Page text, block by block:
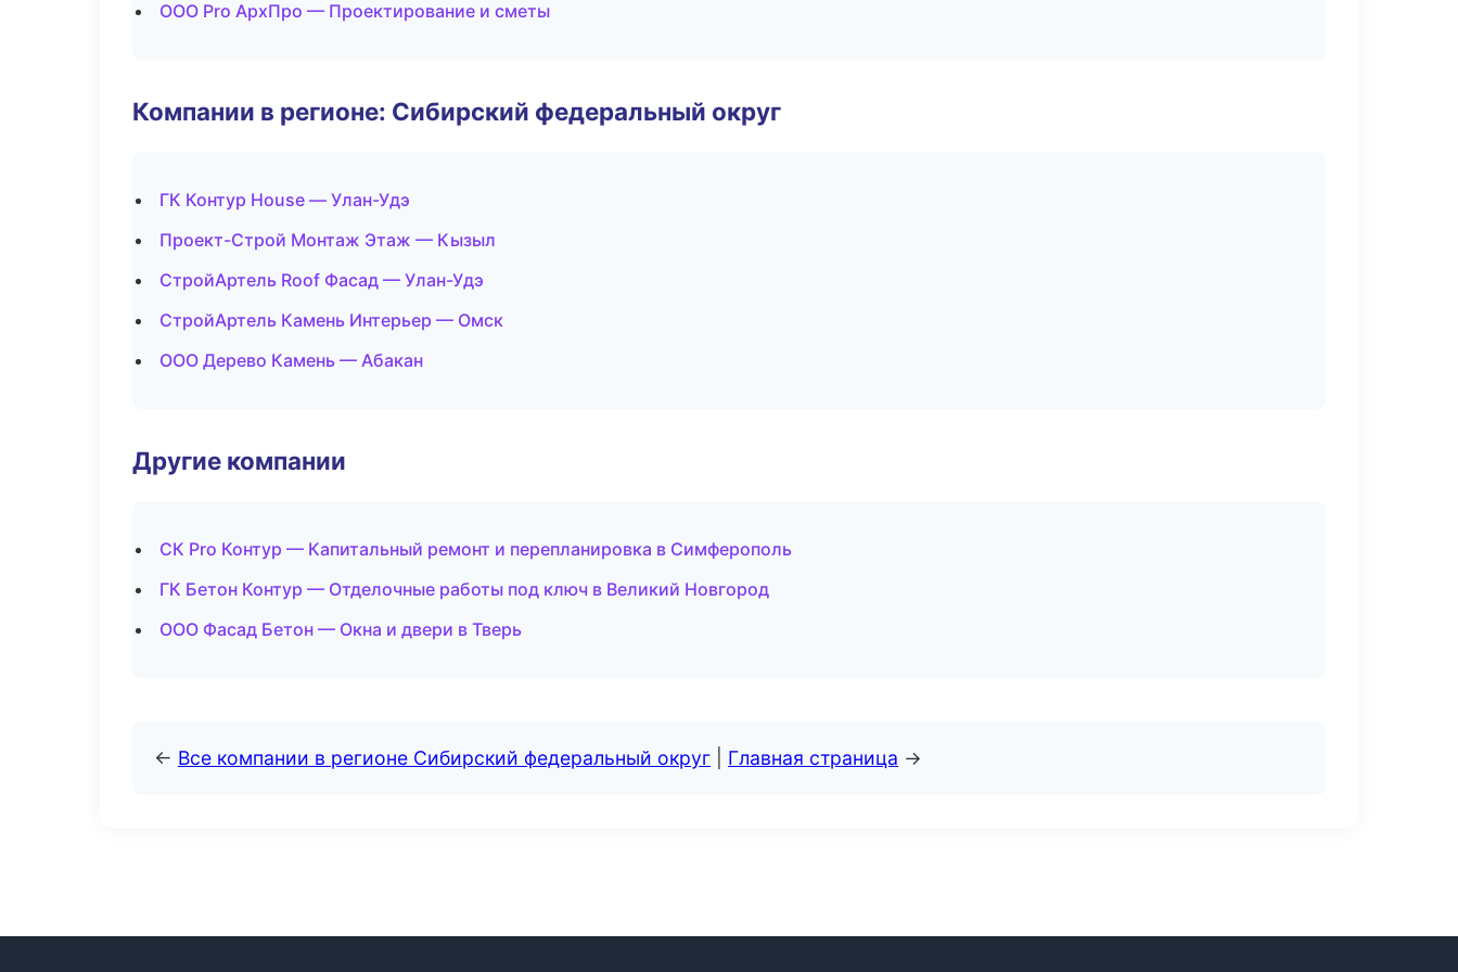
ООО Pro АрхПро — Проектирование и сметы
Компании в регионе: Сибирский федеральный округ
ГК Контур House — Улан-Удэ
Проект-Строй Монтаж Этаж — Кызыл
СтройАртель Roof Фасад — Улан-Удэ
СтройАртель Камень Интерьер — Омск
ООО Дерево Камень — Абакан
Другие компании
СК Pro Контур — Капитальный ремонт и перепланировка в Симферополь
ГК Бетон Контур — Отделочные работы под ключ в Великий Новгород
ООО Фасад Бетон — Окна и двери в Тверь
← Все компании в регионе Сибирский федеральный округ Главная страница →